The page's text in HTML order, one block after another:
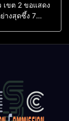
เขต 2 ขอแสดง
างสุดซึ้ง 7